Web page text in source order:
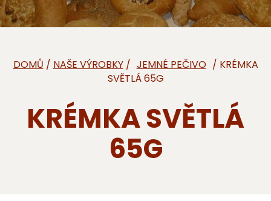
DOMŮ / NAŠE VÝROBKY/
/ KRÉMKA
SVĚTLÁ 65G
KRÉMKA SVĚTLÁ
65G